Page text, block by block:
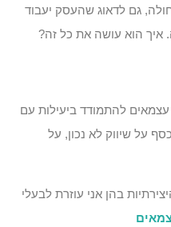
גם לדאוג שהעסק יעבוד
הוא עושה את כל זה?
עצמאים להתמודד ביעילות עם
על שיווק לא נכון, על
בהן אני עוזרת לבעלי